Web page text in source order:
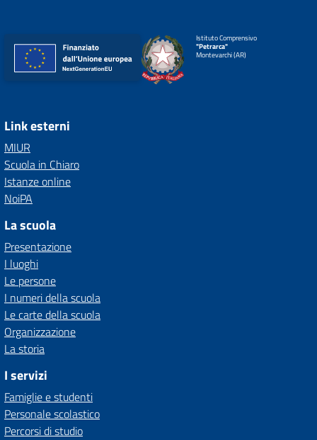
Istituto Comprensivo
"Petrarca"
Montevarchi (AR)
Link esterni
MIUR
Scuola in Chiaro
Istanze online
NoiPA
La scuola
Presentazione
I luoghi
Le persone
I numeri della scuola
Le carte della scuola
Organizzazione
La storia
I servizi
Famiglie e studenti
Personale scolastico
Percorsi di studio